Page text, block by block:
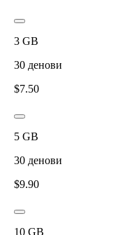
3 GB
30 денови
$7.50
5 GB
30 денови
$9.90
10 GB